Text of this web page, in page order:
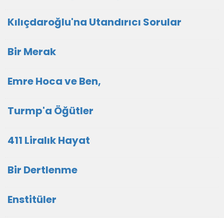
Kılıçdaroğlu'na Utandırıcı Sorular
Bir Merak
Emre Hoca ve Ben,
Turmp'a Öğütler
411 Liralık Hayat
Bir Dertlenme
Enstitüler